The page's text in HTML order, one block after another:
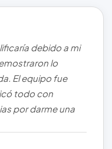
debido a mi
lo
El equipo fue
todo con
por darme una